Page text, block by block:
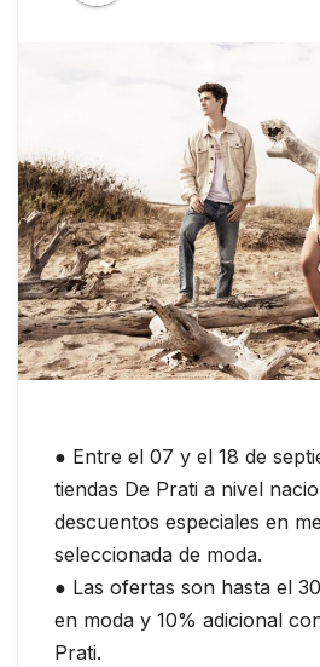
● Entre el 07 y el 18 de
tiendas De Prati a nivel
descuentos especiales en
seleccionada de moda.
● Las ofertas son hasta el
en moda y 10% adicional
Prati.